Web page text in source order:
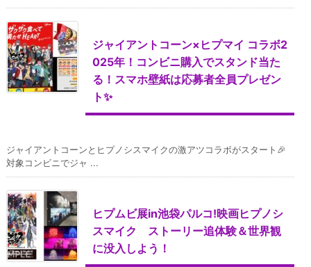
ジャイアントコーン×ヒプマイ コラボ2
025年！コンビニ購入でスタンド当た
る！スマホ壁紙は応募者全員プレゼン
ト✨
ジャイアントコーンとヒプノシスマイクの激アツコラボがスタート🎉
対象コンビニでジャ ...
ヒプムビ展in池袋パルコ!映画ヒプノシ
スマイク ストーリー追体験＆世界観
に没入しよう！